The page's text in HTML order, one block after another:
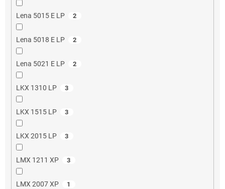
Lena 5015 E LP 2
Lena 5018 E LP 2
Lena 5021 E LP 2
LKX 1310 LP 3
LKX 1515 LP 3
LKX 2015 LP 3
LMX 1211 XP 3
LMX 2007 XP 1